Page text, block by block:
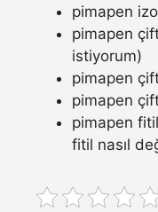
pimapen
pimapen çift
istiyorum)
pimapen
pimapen
pimapen
fitil nasıl